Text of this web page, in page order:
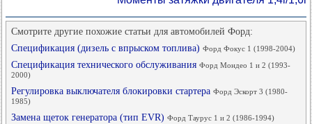
Смотрите другие похожие статьи для автомобилей Форд:
Спецификация (дизель с впрыском топлива) Форд Фокус 1 (1998-2004)
Спецификация технического обслуживания Форд Мондео 1 и 2 (1993-
2000)
Регулировка выключателя блокировки стартера Форд Эскорт 3 (1980-
1985)
Замена щеток генератора (тип EVR) Форд Таурус 1 и 2 (1986-1994)